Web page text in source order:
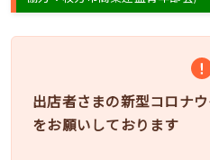
出店者さまの新型コロナ
をお願いしております